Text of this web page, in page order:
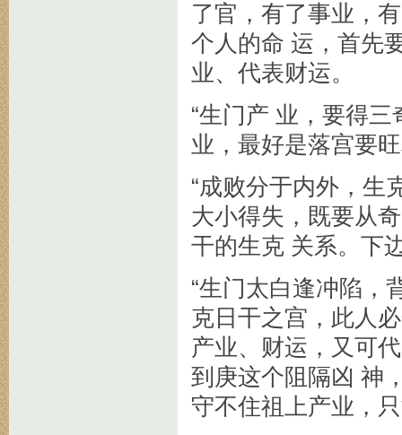
了官，有了事业，
个人的命 运，首先
业、代表财运。
“生门产 业，要得
业，最好是落宫要
“成败分于内外，生
大小得失，既要从
干的生克 关系。下
“生门太白逢冲陷，
克日干之宫，此人
产业、财运，又可
到庚这个阻隔凶 神
守不住祖上产业，